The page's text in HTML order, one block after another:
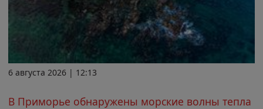
6 августа 2026 | 12:13
В Приморье обнаружены морские волны тепла